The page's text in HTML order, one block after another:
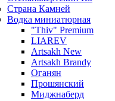
Страна Камней
Водка миниатюрная
"Thiv" Premium
LIAREV
Artsakh New
Artsakh Brandy
Оганян
Прошянский
Миджнаберд